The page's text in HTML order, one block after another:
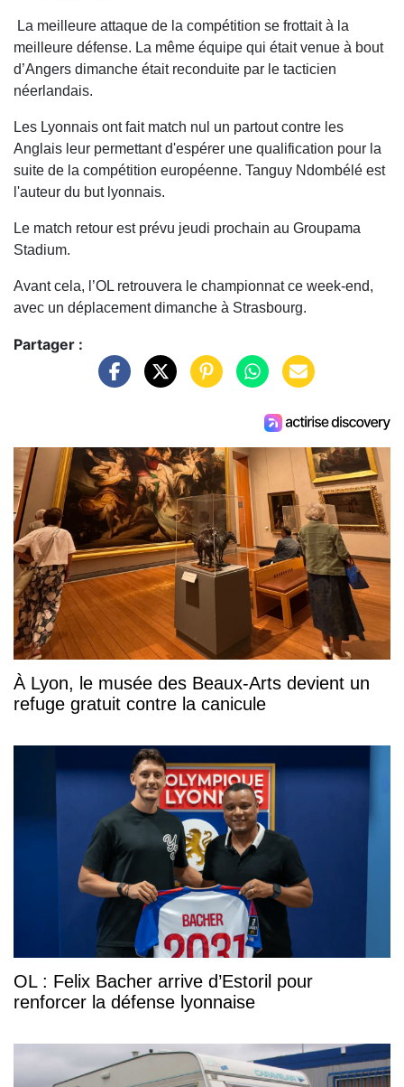
La meilleure attaque de la compétition se frottait à la
meilleure défense. La même équipe qui était venue à bout
d’Angers dimanche était reconduite par le tacticien
néerlandais.
Les Lyonnais ont fait match nul un partout contre les
Anglais leur permettant d'espérer une qualification pour la
suite de la compétition européenne. Tanguy Ndombélé est
l'auteur du but lyonnais.
Le match retour est prévu jeudi prochain au Groupama
Stadium.
Avant cela, l’OL retrouvera le championnat ce week-end,
avec un déplacement dimanche à Strasbourg.
Partager :
À Lyon, le musée des Beaux-Arts devient un
refuge gratuit contre la canicule
OL : Felix Bacher arrive d’Estoril pour
renforcer la défense lyonnaise